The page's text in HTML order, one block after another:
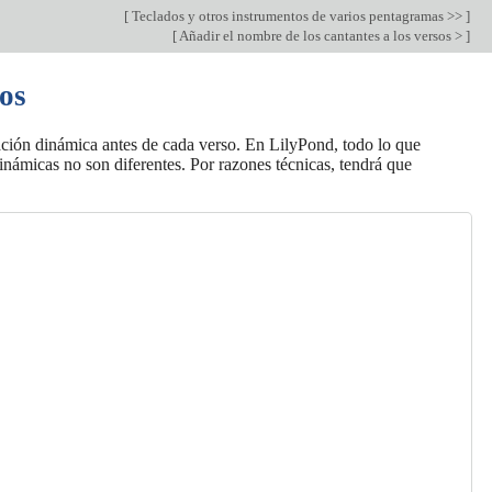
[ Teclados y otros instrumentos de varios pentagramas >> ]
[Añadir el nombre de los cantantes a los versos > ]
dinámica antes de cada verso. En LilyPond, todo lo que
no son diferentes. Por razones técnicas, tendrá que